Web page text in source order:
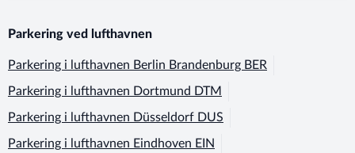
Parkering ved lufthavnen
Parkering i lufthavnen Berlin Brandenburg BER
Parkering i lufthavnen Dortmund DTM
Parkering i lufthavnen Düsseldorf DUS
Parkering i lufthavnen Eindhoven EIN